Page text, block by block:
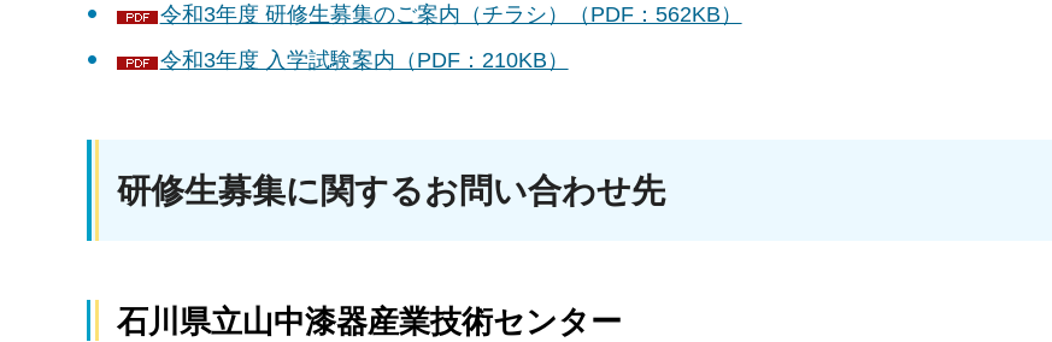
令和3年度 研修生募集のご案内（チラシ）（PDF：562KB）
令和3年度 入学試験案内（PDF：210KB）
研修生募集に関するお問い合わせ先
石川県立山中漆器産業技術センター